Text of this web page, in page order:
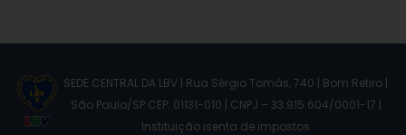
SEDE CENTRAL DA LBV | Rua Sérgio Tomás, 740 | Bom Retiro |
São Paulo/SP CEP: 01131-010 | CNPJ – 33.915.604/0001-17 |
Instituição isenta de impostos